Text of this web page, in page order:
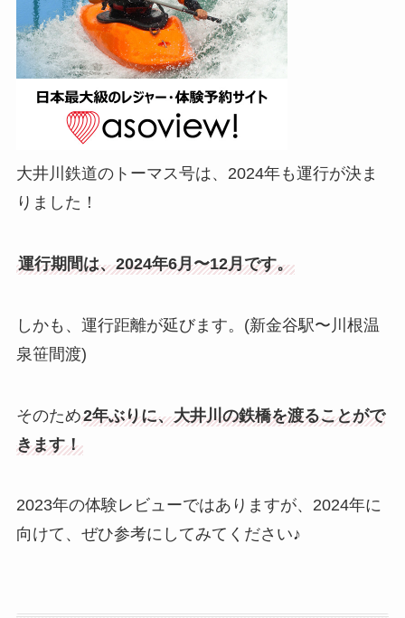
大井川鉄道のトーマス号は、2024年も運行が決ま
りました！
運行期間は、2024年6月〜12月です。
しかも、運行距離が延びます。(新金谷駅〜川根温
泉笹間渡)
そのため2年ぶりに、大井川の鉄橋を渡ることがで
きます！
2023年の体験レビューではありますが、2024年に
向けて、ぜひ参考にしてみてください♪